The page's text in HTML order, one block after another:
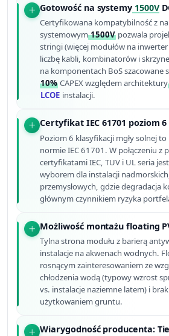
Gotowość na systemy 1500V
Certyfikowana kompatybilność z
systemowym1500V pozwala
stringi (więcej modułów na
liczbę kabli, kombinatorów i
na komponentach BoS szacowane
10% CAPEX względem architektury
LCOE instalacji.
Certyfikat IEC 61701 poziom
Poziom 6 klasyfikacji mgły solnej to
normie IEC 61701. W połączeniu z
certyfikatami IEC, TUV i UL seria
wyborem dla instalacji
przemysłowych, gdzie degradacja
głównym czynnikiem ryzyka
Możliwość montażu floating
Tylna strona modułu z barierą
instalacje na akwenach wodnych.
rosnącym zainteresowaniem ze
chłodzenia wodą (typowy wzrost
vs. instalacje naziemne latem) i
użytkowaniem gruntu.
Wiarygodność producenta: